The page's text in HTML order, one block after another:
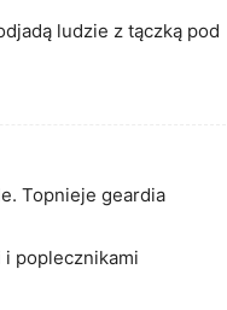
ludzie z tączką pod
Topnieje geardia
i poplecznikami